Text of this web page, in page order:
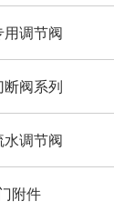
调节阀
阀系列
调节阀
附件